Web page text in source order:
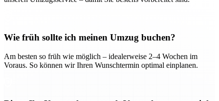
Wie früh sollte ich meinen Umzug buchen?
Am besten so früh wie möglich – idealerweise 2–4 Wochen im
Voraus. So können wir Ihren Wunschtermin optimal einplanen.